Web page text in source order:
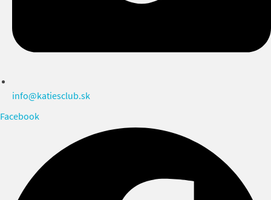
info@katiesclub.sk
Facebook